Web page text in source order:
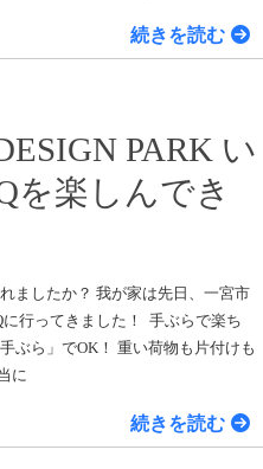
続きを読む
PARK い
を楽しんでき
ましたか？ 我が家は先日、一宮市
に行ってきました！ 手ぶらで楽ち
ぶら」でOK！ 重い荷物も片付けも
に
続きを読む